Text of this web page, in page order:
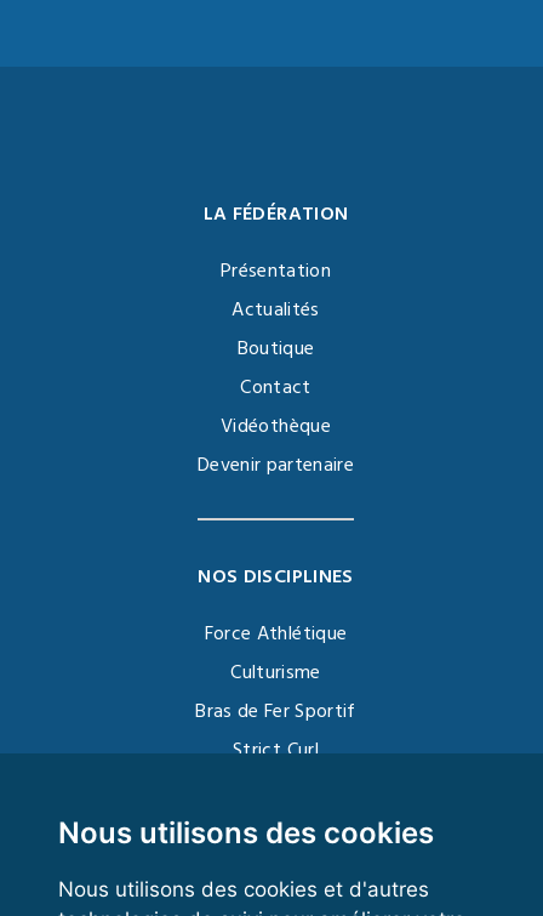
Nous utilisons des cookies
Nous utilisons des cookies et d'autres
LA FÉDÉRATION
Présentation
Actualités
Boutique
Contact
Vidéothèque
Devenir partenaire
NOS DISCIPLINES
Force Athlétique
Culturisme
Bras de Fer Sportif
Strict Curl
Kettlebell